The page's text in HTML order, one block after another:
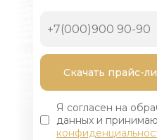
Я согласен на
данных и